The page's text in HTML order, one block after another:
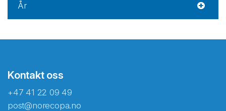
År
Kontakt oss
+47 41 22 09 49
post@norecopa.no